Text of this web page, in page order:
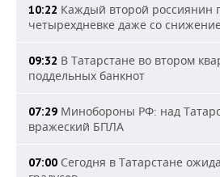
10:22 Каждый второй россиянин
четырехдневке даже со
09:32 В Татарстане во втором
поддельных банкнот
07:29 Минобороны РФ: над
вражеский БПЛА
07:00 Сегодня в Татарстане